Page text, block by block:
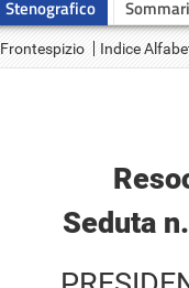
Stenografico
Frontespizio Indice
Seduta